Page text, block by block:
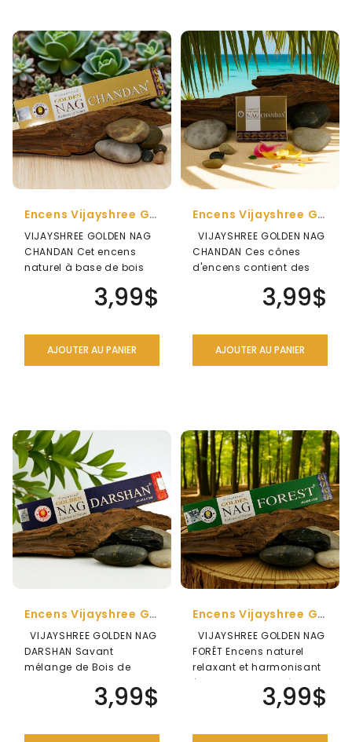
Encens Vijayshree Golden Nag Chandan ( Bois De Santal)
VIJAYSHREE GOLDEN NAG
CHANDAN Cet encens
naturel à base de bois
3,99$
AJOUTER AU PANIER
Encens Vijayshree Golden Nag Chandan (Bois De Santal) ( Cônes)
VIJAYSHREE GOLDEN NAG
CHANDAN Ces cônes
d'encens contient des
3,99$
AJOUTER AU PANIER
Encens Vijayshree Golden Nag Darshan ( Bois De Santal)
VIJAYSHREE GOLDEN NAG
DARSHAN Savant
mélange de Bois de
3,99$
Encens Vijayshree Golden Nag Forêt
VIJAYSHREE GOLDEN NAG
FORÊT Encens naturel
relaxant et harmonisant
à la fragrance fraîche
3,99$